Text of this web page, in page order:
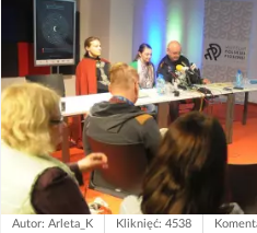
Autor: Arleta_K Kliknięć: 4538